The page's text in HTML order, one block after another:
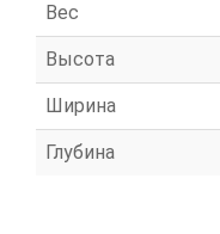
Вес
Высота
Ширина
Глубина